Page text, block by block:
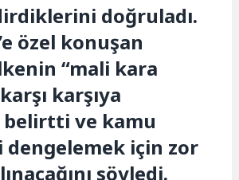
doğruladı.
özel konuşan
“mali kara
karşıya
ve kamu
dengelemek için zor
söyledi.